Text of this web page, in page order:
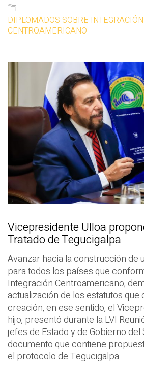
DIPLOMADOS SOBRE INTEGRACIÓN
CENTROAMERICANO
Vicepresidente Ulloa
Tratado de Tegucigalpa
Avanzar hacia la construcción de
para todos los países que
Integración Centroamericano,
actualización de los estatutos que
creación, en ese sentido, el
hijo, presentó durante la LVI
jefes de Estado y de Gobierno del
documento que contiene
el protocolo de Tegucigalpa.